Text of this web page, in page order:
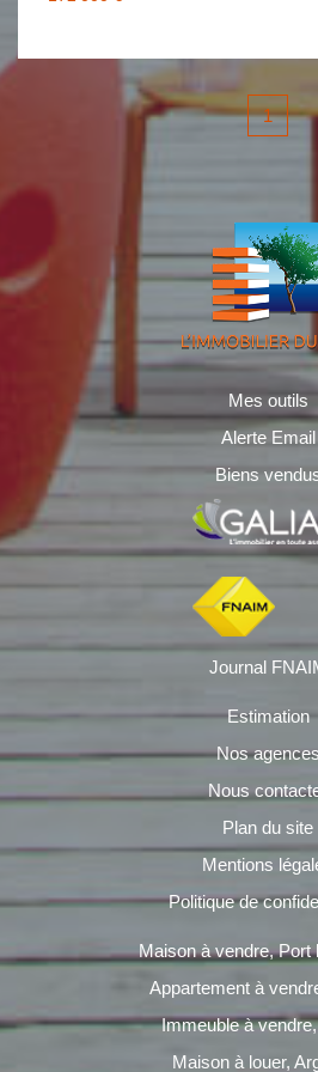
1
Mes outils
Alerte Email
Biens
Journal
Estimation
Nos
Nous
Plan du site
Mentions
Politique de
Maison à vendre, Port
Appartement à
Immeuble à
Maison à louer,